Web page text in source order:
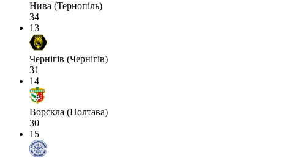
Нива (Тернопіль)
34
13
Чернігів (Чернігів)
31
14
Ворскла (Полтава)
30
15